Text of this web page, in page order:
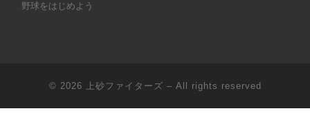
野球をはじめよう
© 2026 上砂ファイターズ – All rights reserved